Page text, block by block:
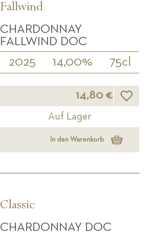
Fallwind
CHARDONNAY
FALLWIND DOC
2025 14,00% 75cl
14,80 €
Auf Lager
In den Warenkorb
Classic
CHARDONNAY DOC